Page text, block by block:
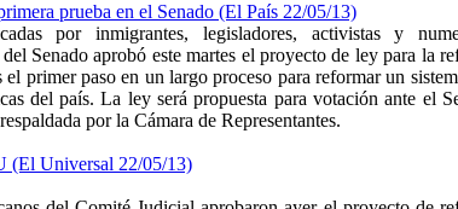
prueba en el Senado (El País 22/05/13)
por inmigrantes, legisladores, activistas y
Senado aprobó este martes el proyecto de ley para la
primer paso en un largo proceso para reformar un
del país. La ley será propuesta para votación ante el
por la Cámara de Representantes.
(El Universal 22/05/13)